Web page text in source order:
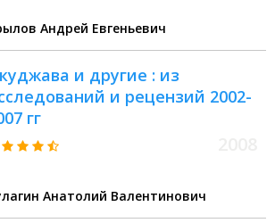
Андрей Евгеньевич
и другие : из
и рецензий 2002-
гг
Анатолий Валентинович